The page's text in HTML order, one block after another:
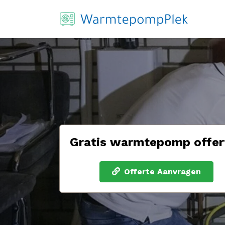
Gratis warmtepomp
Offerte Aanvragen